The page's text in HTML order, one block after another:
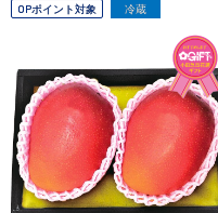
OPポイント対象 冷蔵